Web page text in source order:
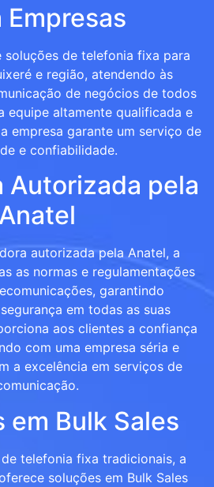
Empresas
soluções de telefonia fixa para
e região, atendendo às
de negócios de todos
equipe altamente qualificada e
empresa garante um serviço de
e confiabilidade.
Autorizada pela
Anatel
autorizada pela Anatel, a
as normas e regulamentações
garantindo
em todas as suas
aos clientes a confiança
com uma empresa séria e
a excelência em serviços de
em Bulk Sales
telefonia fixa tradicionais, a
soluções em Bulk Sales